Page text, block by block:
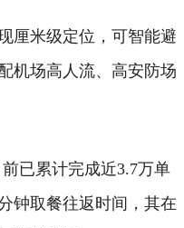
厘米级定位，可智能避
机场高人流、高安防场
已累计完成近3.7万单
钟取餐往返时间，其在